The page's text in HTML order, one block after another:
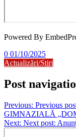
Powered By
0 01/10/2025
Actualizări/Știri
Post
Previous: Previous
GIMNAZIALĂ
Next: Next post: